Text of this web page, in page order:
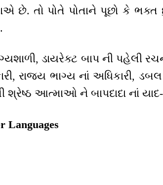
છે. તો પોતે પોતાને પૂછો કે
ડાયરેક્ટ બાપ ની પહેલી
રાજ્ય ભાગ્ય નાં અધિકારી,
શ્રેષ્ઠ આત્માઓ ને બાપદાદા નાં
Languages